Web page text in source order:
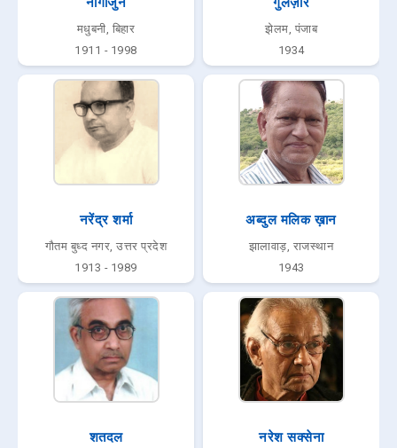
मधुबनी, बिहार
1911 - 1998
झेलम, पंजाब
1934
नरेंद्र शर्मा
गौतम बुध्द नगर, उत्तर प्रदेश
1913 - 1989
अब्दुल मलिक ख़ान
झालावाड़, राजस्थान
1943
शतदल नरेश सक्सेना